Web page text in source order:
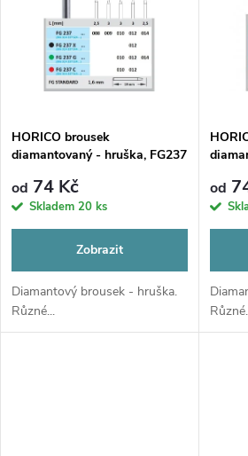
HORICO brousek
diamantovaný - hruška, FG237
od 74 Kč
Skladem 20 ks
Zobrazit
Diamantový brousek - hruška.
Různé...
od